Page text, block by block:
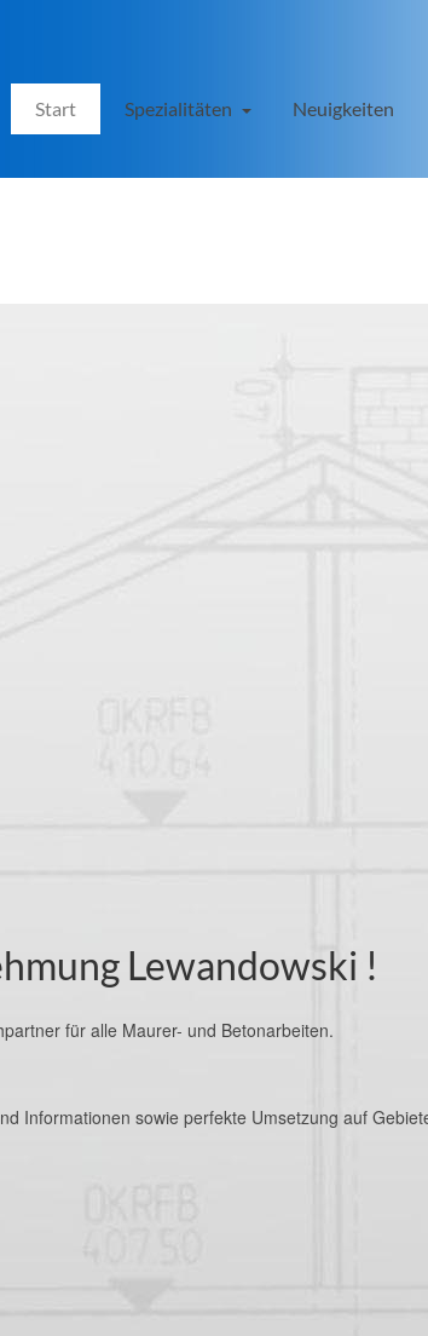
Start Spezialitäten Neuigkeiten
Lewandowski !
für alle Maurer- und Betonarbeiten.
Informationen sowie perfekte Umsetzung auf